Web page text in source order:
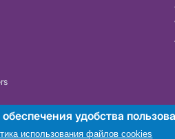
удобства
использования файлов cookies